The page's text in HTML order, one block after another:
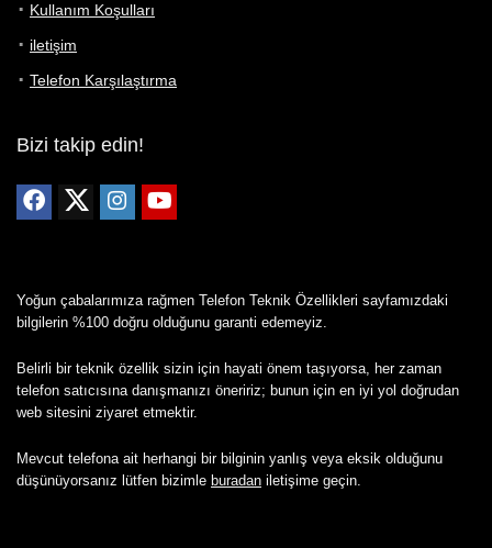
Kullanım Koşulları
iletişim
Telefon Karşılaştırma
Bizi takip edin!
Yoğun çabalarımıza rağmen Telefon Teknik Özellikleri sayfamızdaki
bilgilerin %100 doğru olduğunu garanti edemeyiz.
Belirli bir teknik özellik sizin için hayati önem taşıyorsa, her zaman
telefon satıcısına danışmanızı öneririz; bunun için en iyi yol doğrudan
web sitesini ziyaret etmektir.
Mevcut telefona ait herhangi bir bilginin yanlış veya eksik olduğunu
düşünüyorsanız lütfen bizimle buradan iletişime geçin.